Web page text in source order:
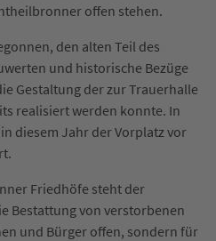
offen stehen.
den alten Teil des
und historische Bezüge
Gestaltung der zur Trauerhalle
realisiert werden konnte. In
diesem Jahr der Vorplatz vor
Friedhöfe steht der
Bestattung von verstorbenen
und Bürger offen, sondern für